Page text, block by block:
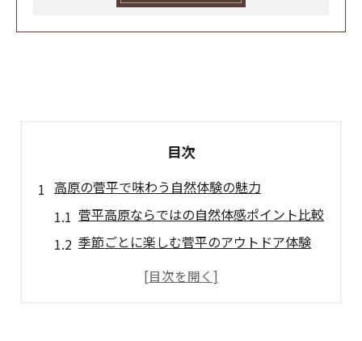
目次
高原の菅平で味わう自然体験の魅力
菅平高原ならではの自然体感ポイント比較
季節ごとに楽しむ菅平のアウトドア体験
絶景を求め菅平で過ごす贅沢な時間